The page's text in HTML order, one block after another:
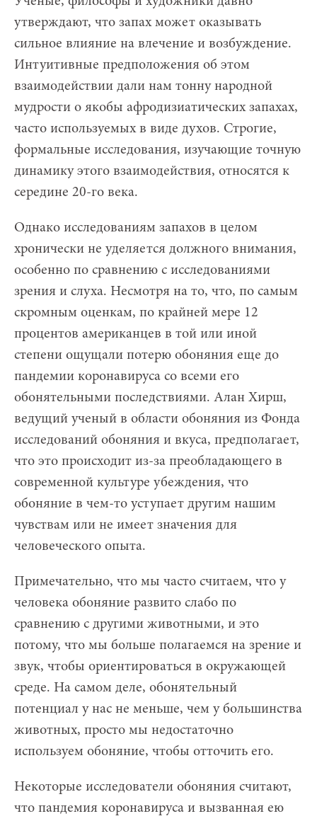
утверждают, что запах может оказывать
сильное влияние на влечение и возбуждение.
Интуитивные предположения об этом
взаимодействии дали нам тонну народной
мудрости о якобы афродизиатических запахах,
часто используемых в виде духов. Строгие,
формальные исследования, изучающие точную
динамику этого взаимодействия, относятся к
середине 20-го века.
Однако исследованиям запахов в целом
хронически не уделяется должного внимания,
особенно по сравнению с исследованиями
зрения и слуха. Несмотря на то, что, по самым
скромным оценкам, по крайней мере 12
процентов американцев в той или иной
степени ощущали потерю обоняния еще до
пандемии коронавируса со всеми его
обонятельными последствиями. Алан Хирш,
ведущий ученый в области обоняния из Фонда
исследований обоняния и вкуса, предполагает,
что это происходит из-за преобладающего в
современной культуре убеждения, что
обоняние в чем-то уступает другим нашим
чувствам или не имеет значения для
человеческого опыта.
Примечательно, что мы часто считаем, что у
человека обоняние развито слабо по
сравнению с другими животными, и это
потому, что мы больше полагаемся на зрение и
звук, чтобы ориентироваться в окружающей
среде. На самом деле, обонятельный
потенциал у нас не меньше, чем у большинства
животных, просто мы недостаточно
используем обоняние, чтобы отточить его.
Некоторые исследователи обоняния считают,
что пандемия коронавируса и вызванная ею